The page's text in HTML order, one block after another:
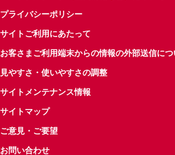
プライバシーポリシー
サイトご利用にあたって
お客さまご利用端末からの情報の外部送信につ
見やすさ・使いやすさの調整
サイトメンテナンス情報
サイトマップ
ご意見・ご要望
お問い合わせ